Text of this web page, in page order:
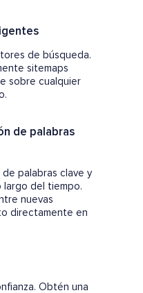
de búsqueda.
sitemaps
sobre cualquier
de palabras
palabras clave y
largo del tiempo.
nuevas
directamente en
Obtén una